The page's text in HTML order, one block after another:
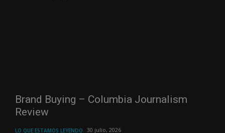
Brand Buying – Columbia Journalism
Review
LO QUE ESTAMOS LEYENDO 30 julio, 2026